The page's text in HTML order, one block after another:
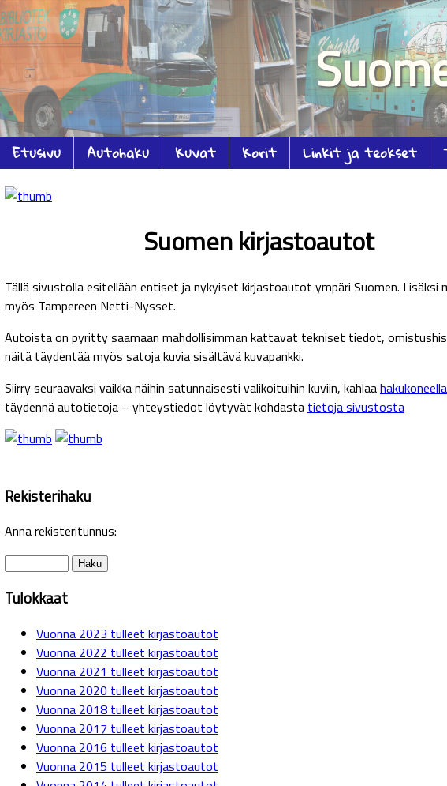
Etusivu Autohaku Kuvat Korit Linkit ja teokset
Suomen kirjastoautot
Tällä sivustolla esitellään entiset ja nykyiset kirjastoautot ympäri Suomen. Lisäksi
myös Tampereen Netti-Nysset.
Autoista on pyritty saamaan mahdollisimman kattavat tekniset tiedot,
näitä täydentää myös satoja kuvia sisältävä kuvapankki.
Siirry seuraavaksi vaikka näihin satunnaisesti valikoituihin kuviin, kahlaahakukoneella
täydennä autotietoja – yhteystiedot löytyvät kohdasta tietoja sivustosta
Rekisterihaku
Anna rekisteritunnus:
Tulokkaat
Vuonna 2023 tulleet kirjastoautot
Vuonna 2022 tulleet kirjastoautot
Vuonna 2021 tulleet kirjastoautot
Vuonna 2020 tulleet kirjastoautot
Vuonna 2018 tulleet kirjastoautot
Vuonna 2017 tulleet kirjastoautot
Vuonna 2016 tulleet kirjastoautot
Vuonna 2015 tulleet kirjastoautot